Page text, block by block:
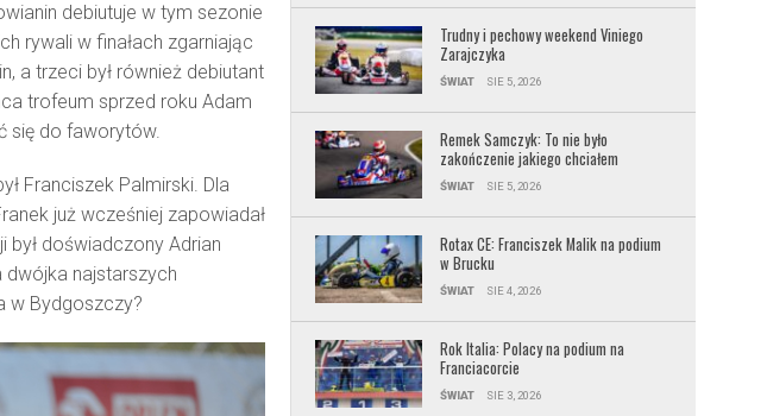
debiutuje w tym sezonie
rywali w finałach zgarniając
a trzeci był również debiutant
trofeum sprzed roku Adam
się do faworytów.
Franciszek Palmirski. Dla
już wcześniej zapowiadał
doświadczony Adrian
dwójka najstarszych
w Bydgoszczy?
Trudny i pechowy weekend Viniego
Zarajczyka
ŚWIAT SIE 5, 2026
Remek Samczyk: To nie było
zakończenie jakiego chciałem
ŚWIAT SIE 5, 2026
Rotax CE: Franciszek Malik na podium
w Brucku
ŚWIAT SIE 4, 2026
Rok Italia: Polacy na podium na
Franciacorcie
ŚWIAT SIE 3, 2026